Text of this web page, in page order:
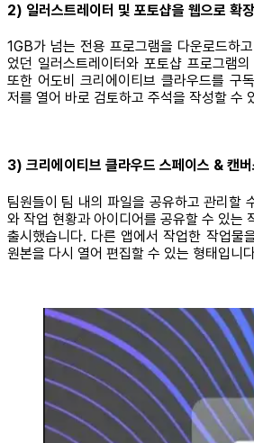
2) 일러스트레이터 및 포토샵을 웹으로 확장
1GB가 넘는 전용 프로그램을 다운로드하
었던 일러스트레이터와 포토샵 프로그램
또한 어도비 크리에이티브 클라우드를 구
저를 열어 바로 검토하고 주석을 작성할 수
3) 크리에이티브 클라우드 스페이스 & 캔버
팀원들이 팀 내의 파일을 공유하고 관리할
와 작업 현황과 아이디어를 공유할 수 있는
출시했습니다. 다른 앱에서 작업한 작업물
원본을 다시 열어 편집할 수 있는 형태입니